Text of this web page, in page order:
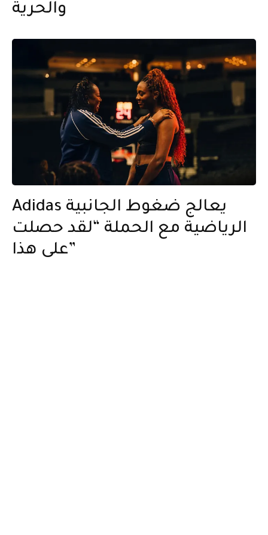
والحرية
Adidas يعالج ضغوط الجانبية
الرياضية مع الحملة “لقد حصلت
على هذا”